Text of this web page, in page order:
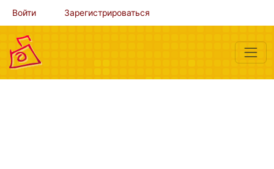
Войти Зарегистрироваться